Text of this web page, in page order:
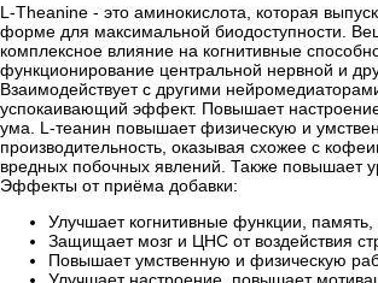
L-Theanine - это аминокислота, которая
форме для максимальной биодоступности.
комплексное влияние на когнитивные
функционирование центральной нервной и
Взаимодействует с другими
успокаивающий эффект. Повышает
ума. L-теанин повышает физическую и
производительность, оказывая схожее с
вредных побочных явлений. Также повышает
Эффекты от приёма добавки:
Улучшает когнитивные функции,
Защищает мозг и ЦНС от воздействия
Повышает умственную и физическую
Улучшает настроение, повышает